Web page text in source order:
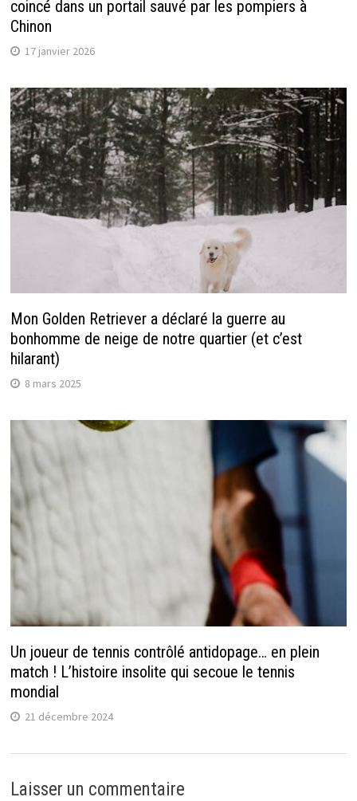
coincé dans un portail sauvé par les pompiers à
Chinon
17 janvier 2026
Mon Golden Retriever a déclaré la guerre au
bonhomme de neige de notre quartier (et c’est
hilarant)
8 mars 2025
Un joueur de tennis contrôlé antidopage… en plein
match ! L’histoire insolite qui secoue le tennis
mondial
21 décembre 2024
Laisser un commentaire